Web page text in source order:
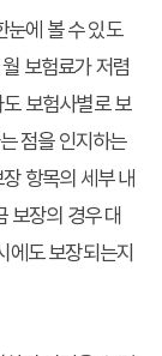
눈에 볼 수 있도
보험료가 저렴
보험사별로 보
점을 인지하는
항목의 세부 내
보장의 경우 대
에도 보장되는지